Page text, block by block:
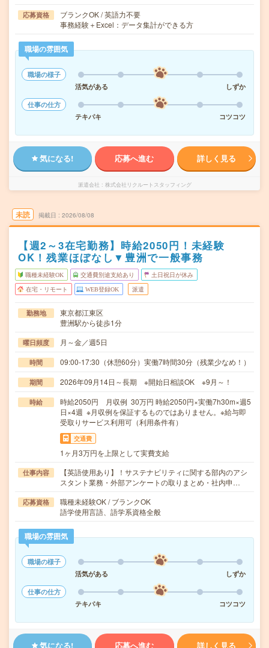
応募資格
ブランクOK / 英語力不要
事務経験＋Excel：データ集計ができる方
職場の雰囲気
職場の様子
活気がある
しずか
仕事の仕方
テキパキ
コツコツ
気になる! 応募へ進む 詳しく見る
派遣会社 株式会社リクルートスタッフィング
未読 掲載日 2026/08/08
【週2～3在宅勤務】時給2050円！未経験
OK！残業ほぼなし▼豊洲で一般事務
職種未経験OK 交通費別途支給あり 土日祝日が休み
在宅・リモート WEB登録OK 派遣
勤務地
東京都江東区
豊洲駅から徒歩1分
曜日頻度 月～金／週5日
時間 09:00-17:30（休憩60分）実働7時間30分（残業少なめ！）
期間 2026年09月14日～長期 ※開始日相談OK ※9月～！
時給
時給2050円 月収例 30万円 時給2050円×実働7h30m×週5
日×4週 ※月収例を保証するものではありません。※給与即
受取りサービス利用可（利用条件有）
交通費
1ヶ月3万円を上限として実費支給
仕事内容
【英語使用あり】！サステナビリティに関する部内のアシ
スタント業務・外部アンケートの取りまとめ・社内申…
応募資格
職種未経験OK / ブランクOK
語学使用言語、語学系資格全般
職場の雰囲気
職場の様子
活気がある
しずか
仕事の仕方
テキパキ
コツコツ
気になる! 応募へ進む 詳しく見る